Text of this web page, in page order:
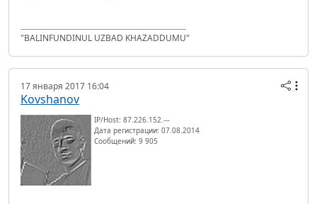
"BALINFUNDINUL UZBAD KHAZADDUMU"
17 января 2017 16:04
Kovshanov
IP/Host: 87.226.152.---
Дата регистрации: 07.08.2014
Сообщений: 9 905